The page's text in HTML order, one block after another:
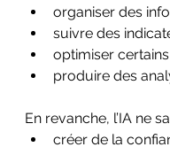
organiser des
suivre des
optimiser
produire des
En revanche, l’IA ne
créer de la